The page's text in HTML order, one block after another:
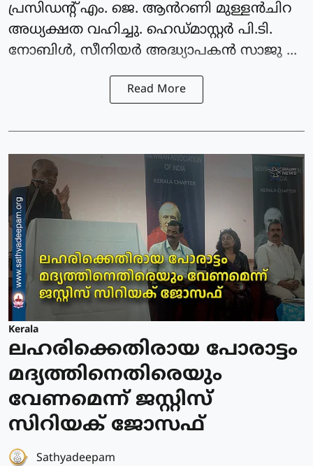
പ്രസിഡന്റ്‌ എം. ജെ. ആൻറണി മുള്ളൻചിറ
അധ്യക്ഷത വഹിച്ചു. ഹെഡ്മാസ്റ്റർ പി.ടി.
നോബിൾ, സീനിയർ അദ്ധ്യാപകൻ സാജു ...
Read More
Kerala
ലഹരിക്കെതിരായ പോരാട്ടം
മദ്യത്തിനെതിരെയും
വേണമെന്ന് ജസ്റ്റിസ്
സിറിയക് ജോസഫ്
Sathyadeepam